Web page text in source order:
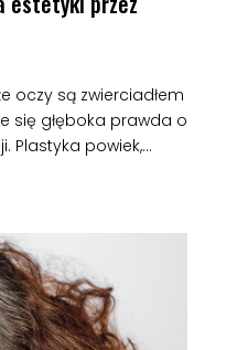
oczy są zwierciadłem
się głęboka prawda o
Plastyka powiek,...